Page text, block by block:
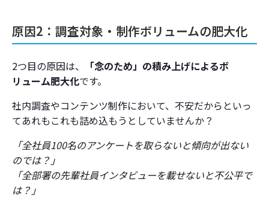
原因2：調査対象・制作ボリュームの肥大化
2つ目の原因は、
「念のため」の積み上げによるボ
リューム肥大化です。
社内調査やコンテンツ制作において、不安だからといっ
てあれもこれも詰め込もうとしていませんか？
「全社員100名のアンケートを取らないと傾向が出ない
のでは？」
「全部署の先輩社員インタビューを載せないと不公平で
は？」